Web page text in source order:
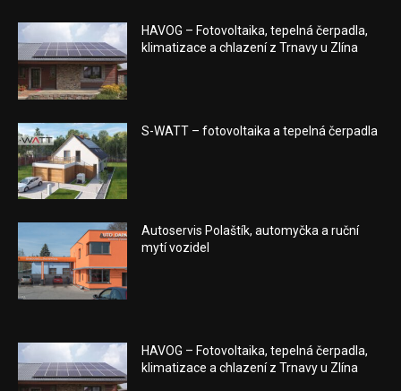
HAVOG – Fotovoltaika, tepelná čerpadla,
klimatizace a chlazení z Trnavy u Zlína
S-WATT – fotovoltaika a tepelná čerpadla
Autoservis Polaštík, automyčka a ruční
mytí vozidel
HAVOG – Fotovoltaika, tepelná čerpadla,
klimatizace a chlazení z Trnavy u Zlína